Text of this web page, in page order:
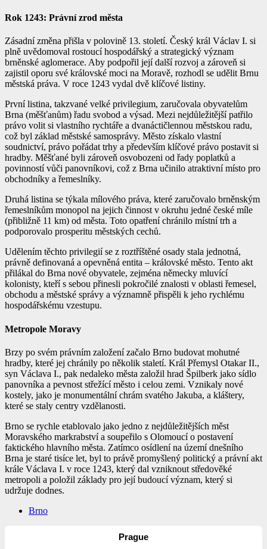
Rok 1243: Právní zrod města
Zásadní změna přišla v polovině 13. století. Český král Václav I. si
plně uvědomoval rostoucí hospodářský a strategický význam
brněnské aglomerace. Aby podpořil její další rozvoj a zároveň si
zajistil oporu své královské moci na Moravě, rozhodl se udělit Brnu
městská práva. V roce 1243 vydal dvě klíčové listiny.
První listina, takzvané velké privilegium, zaručovala obyvatelům
Brna (měšťanům) řadu svobod a výsad. Mezi nejdůležitější patřilo
právo volit si vlastního rychtáře a dvanáctičlennou městskou radu,
což byl základ městské samosprávy. Město získalo vlastní
soudnictví, právo pořádat trhy a především klíčové právo postavit si
hradby. Měšťané byli zároveň osvobozeni od řady poplatků a
povinností vůči panovníkovi, což z Brna učinilo atraktivní místo pro
obchodníky a řemeslníky.
Druhá listina se týkala mílového práva, které zaručovalo brněnským
řemeslníkům monopol na jejich činnost v okruhu jedné české míle
(přibližně 11 km) od města. Toto opatření chránilo místní trh a
podporovalo prosperitu městských cechů.
Udělením těchto privilegií se z roztříštěné osady stala jednotná,
právně definovaná a opevněná entita – královské město. Tento akt
přilákal do Brna nové obyvatele, zejména německy mluvící
kolonisty, kteří s sebou přinesli pokročilé znalosti v oblasti řemesel,
obchodu a městské správy a významně přispěli k jeho rychlému
hospodářskému vzestupu.
Metropole Moravy
Brzy po svém právním založení začalo Brno budovat mohutné
hradby, které jej chránily po několik staletí. Král Přemysl Otakar II.,
syn Václava I., pak nedaleko města založil hrad Špilberk jako sídlo
panovníka a pevnost střežící město i celou zemi. Vznikaly nové
kostely, jako je monumentální chrám svatého Jakuba, a kláštery,
které se staly centry vzdělanosti.
Brno se rychle etablovalo jako jedno z nejdůležitějších měst
Moravského markrabství a soupeřilo s Olomoucí o postavení
faktického hlavního města. Zatímco osídlení na území dnešního
Brna je staré tisíce let, byl to právě promyšlený politický a právní akt
krále Václava I. v roce 1243, který dal vzniknout středověké
metropoli a položil základy pro její budoucí význam, který si
udržuje dodnes.
Brno
Prague